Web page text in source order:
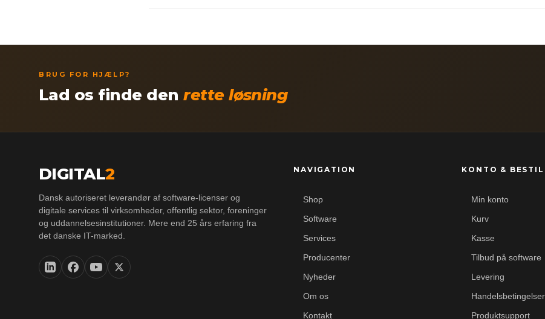
BRUG FOR HJÆLP?
Lad os finde denrette løsning
DIGITAL2
Dansk autoriseret leverandør af software-licenser og
digitale services til virksomheder, offentlig sektor, foreninger
og uddannelsesinstitutioner. Mere end 25 års erfaring fra
det danske IT-marked.
NAVIGATION
Shop
Software
Services
Producenter
Nyheder
Om os
Kontakt
KONTO &
Min konto
Kurv
Kasse
Tilbud på software
Levering
Handelsbetingelser
Produktsupport